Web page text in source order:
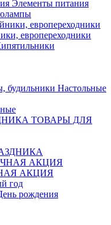
Элементы питания
европереходники
Настольные
ТОВАРЫ ДЛЯ
АКЦИЯ
год
рождения